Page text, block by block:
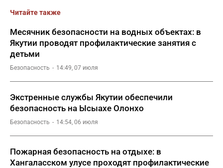
Читайте также
Месячник безопасности на водных объектах: в
Якутии проводят профилактические занятия с
детьми
Безопасность 14:49, 07 июля
Экстренные службы Якутии обеспечили
безопасность на Ысыахе Олонхо
Безопасность 14:54, 06 июля
Пожарная безопасность на отдыхе: в
Хангаласском улусе проходят профилактические